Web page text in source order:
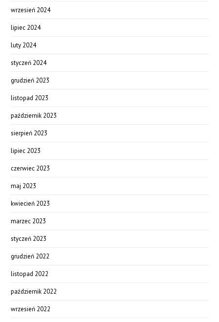
wrzesień 2024
lipiec 2024
luty 2024
styczeń 2024
grudzień 2023
listopad 2023
październik 2023
sierpień 2023
lipiec 2023
czerwiec 2023
maj 2023
kwiecień 2023
marzec 2023
styczeń 2023
grudzień 2022
listopad 2022
październik 2022
wrzesień 2022